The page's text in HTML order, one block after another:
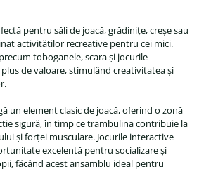
pentru săli de joacă, grădinițe, creșe sau
activităților recreative pentru cei mici.
toboganele, scara și jocurile
de valoare, stimulând creativitatea și
un element clasic de joacă, oferind o zonă
sigură, în timp ce trambulina contribuie la
și forței musculare. Jocurile interactive
excelentă pentru socializare și
făcând acest ansamblu ideal pentru